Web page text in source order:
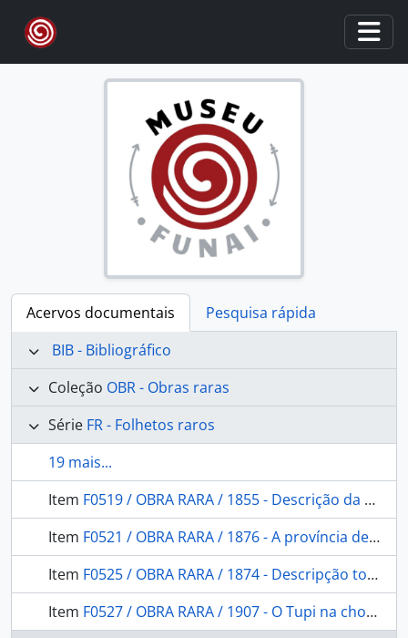
Skip to main content
Acervos documentais
Pesquisa rápida
BIB - Bibliográfico
Coleção OBR - Obras raras
Série FR - Folhetos raros
19 mais...
Item F0519 / OBRA RARA / 1855 - Descrição da Costa do Brasil de Pitimbu e São Bento e de todas as Barras, Portos e Rio do Litoral da Provincia de Pernambuco: seguida de um roteiro para se demandarem as mesmas barras.Acompanhando a Planta Geral da Costa.Apresentando ao Illm. Sr. capitão. em 3 de fevereiro de 1855.
Item F0521 / OBRA RARA / 1876 - A província de Goyaz. Exposição Nacional de 1875
Item F0525 / OBRA RARA / 1874 - Descripção topographica do mappa da provincia de Santa Catarina organisada na Commissão do Registro geral e Estatistica das terras publicas sob a presidencia do Conselheiro Bernardo Augusto Nascentes de Azambuja
Item F0527 / OBRA RARA / 1907 - O Tupi na chorographia Pernambucana